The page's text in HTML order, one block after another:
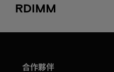
RDIMM
合作夥伴